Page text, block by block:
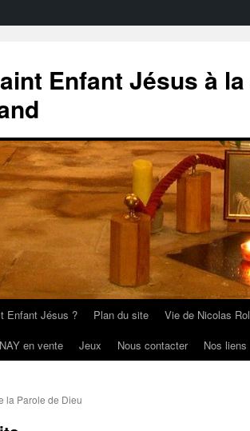
Enfant Jésus à
Enfant Jésus ? Plan du site Vie de Nicolas
en vente
Jeux Nous contacter Nos liens
la Parole de Dieu